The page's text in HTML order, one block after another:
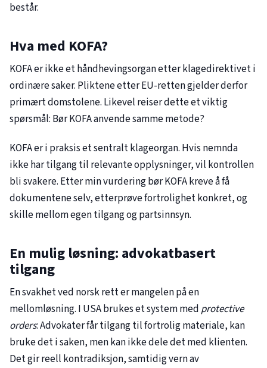
består.
Hva med KOFA?
KOFA er ikke et håndhevingsorgan etter klagedirektivet i
ordinære saker. Pliktene etter EU-retten gjelder derfor
primært domstolene. Likevel reiser dette et viktig
spørsmål: Bør KOFA anvende samme metode?
KOFA er i praksis et sentralt klageorgan. Hvis nemnda
ikke har tilgang til relevante opplysninger, vil kontrollen
bli svakere. Etter min vurdering bør KOFA kreve å få
dokumentene selv, etterprøve fortrolighet konkret, og
skille mellom egen tilgang og partsinnsyn.
En mulig løsning: advokatbasert
tilgang
En svakhet ved norsk rett er mangelen på en
mellomløsning. I USA brukes et system med protective
orders: Advokater får tilgang til fortrolig materiale, kan
bruke det i saken, men kan ikke dele det med klienten.
Det gir reell kontradiksjon, samtidig vern av